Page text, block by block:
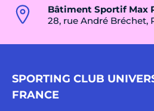
Bâtiment Sportif Max
28, rue André Bréchet,
SPORTING CLUB
FRANCE